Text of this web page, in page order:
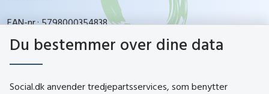
EAN-nr.: 5798000354838
CVR-nr.: 26144698
Du bestemmer over dine data
Social.dk anvender tredjepartsservices, som benytter